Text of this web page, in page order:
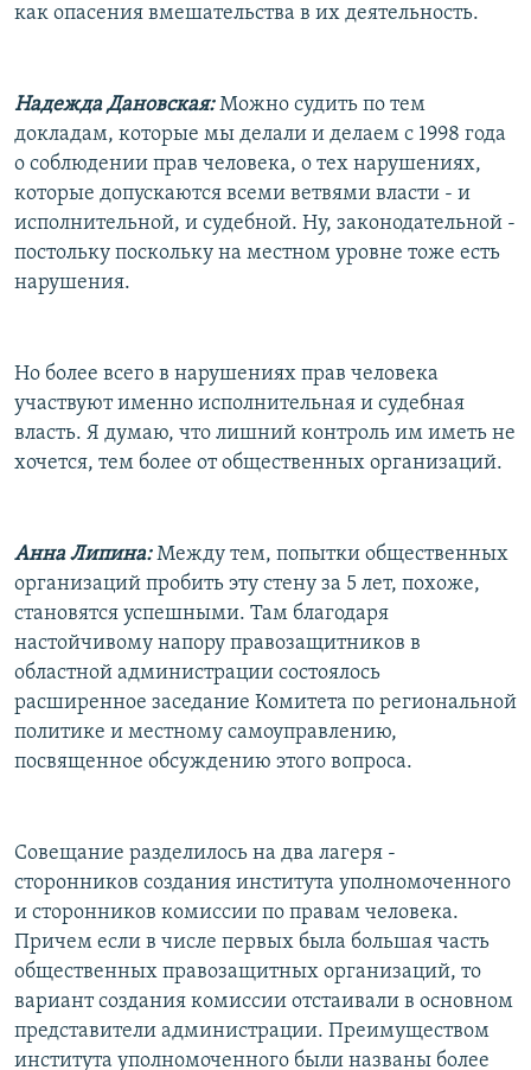
как опасения вмешательства в их деятельность.
Надежда Дановская:Можно судить по тем
докладам, которые мы делали и делаем с 1998 года
о соблюдении прав человека, о тех нарушениях,
которые допускаются всеми ветвями власти - и
исполнительной, и судебной. Ну, законодательной -
постольку поскольку на местном уровне тоже есть
нарушения.
Но более всего в нарушениях прав человека
участвуют именно исполнительная и судебная
власть. Я думаю, что лишний контроль им иметь не
хочется, тем более от общественных организаций.
Анна Липина:Между тем, попытки общественных
организаций пробить эту стену за 5 лет, похоже,
становятся успешными. Там благодаря
настойчивому напору правозащитников в
областной администрации состоялось
расширенное заседание Комитета по региональной
политике и местному самоуправлению,
посвященное обсуждению этого вопроса.
Совещание разделилось на два лагеря -
сторонников создания института уполномоченного
и сторонников комиссии по правам человека.
Причем если в числе первых была большая часть
общественных правозащитных организаций, то
вариант создания комиссии отстаивали в основном
представители администрации. Преимуществом
института уполномоченного были названы более